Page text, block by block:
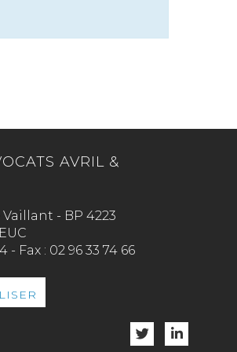
AVRIL &
- BP 4223
- Fax : 02 96 33 74 66